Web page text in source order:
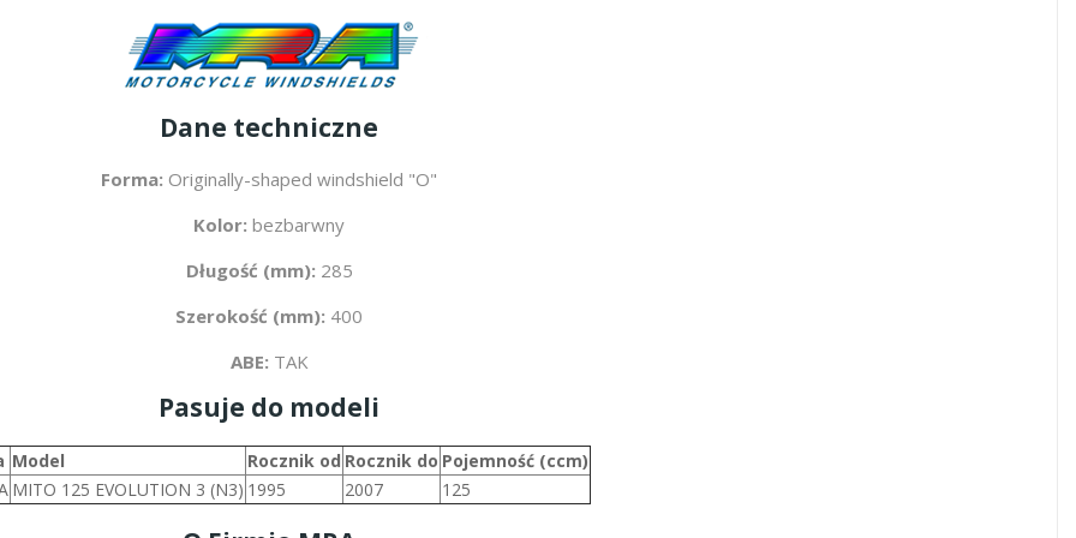
Dane techniczne
Forma: Originally-shaped windshield "O"
Kolor: bezbarwny
Długość (mm): 285
Szerokość (mm): 400
ABE: TAK
Pasuje do modeli
Model Rocznik od Rocznik do Pojemność (ccm)
MITO 125 EVOLUTION 3 (N3) 1995 2007 125